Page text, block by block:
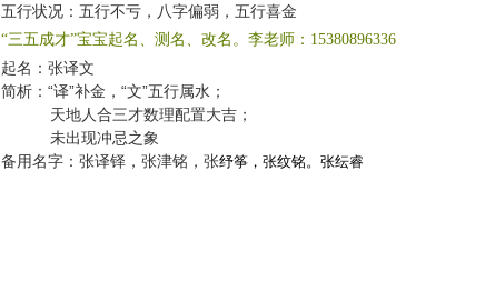
五行状况：五行不亏，八字偏弱，五行喜金
“三五成才”宝宝起名、测名、改名。李老师：15380896336
起名：张译文
简析：“译”补金，“文”五行属水；
天地人合三才数理配置大吉；
未出现冲忌之象
备用名字：张译铎，张津铭，张纾筝，张纹铭。张纭睿